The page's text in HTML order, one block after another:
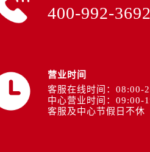
400-992-3692
营业时间
客服在线时间：08:00-
中心营业时间：09:00-
客服及中心节假日不休